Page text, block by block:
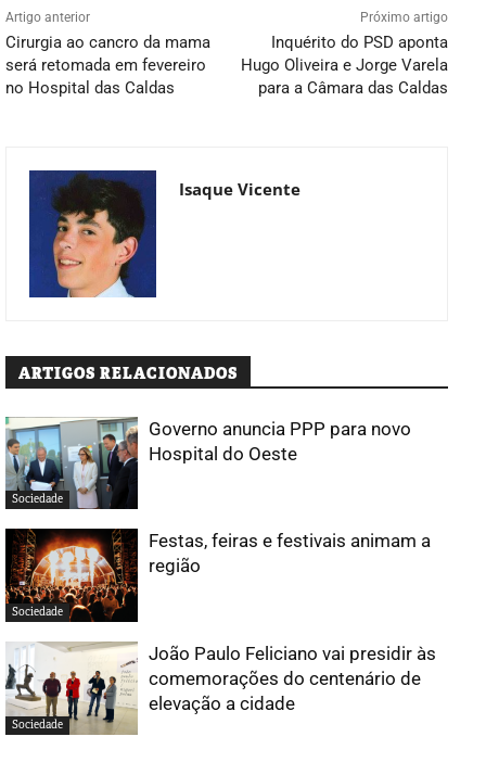
Artigo anterior
Cirurgia ao cancro da mama
será retomada em fevereiro
no Hospital das Caldas
Próximo artigo
Inquérito do PSD aponta
Hugo Oliveira e Jorge Varela
para a Câmara das Caldas
Isaque Vicente
ARTIGOS RELACIONADOS
Sociedade
Governo anuncia PPP para novo
Hospital do Oeste
Sociedade
Festas, feiras e festivais animam a
região
Sociedade
João Paulo Feliciano vai presidir às
comemorações do centenário de
elevação a cidade